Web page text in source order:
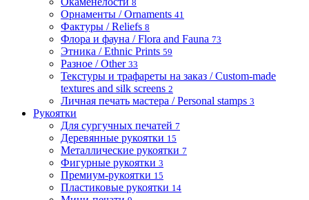
8
Орнаменты / Ornaments 41
Фактуры / Reliefs 8
Флора и фауна / Flora and Fauna 73
Этника / Ethnic Prints 59
Разное / Other 33
Текстуры и трафареты на заказ / Custom-made
textures and silk screens 2
Личная печать мастера / Personal stamps 3
Рукоятки
Для сургучных печатей 7
Деревянные рукоятки 15
Металлические рукоятки 7
Фигурные рукоятки 3
Премиум-рукоятки 15
Пластиковые рукоятки 14